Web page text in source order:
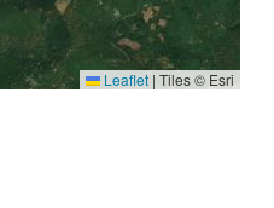
Leaflet | Tiles © Esri